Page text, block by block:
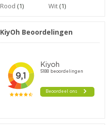
Rood (1) Wit (1)
KiyOh Beoordelingen